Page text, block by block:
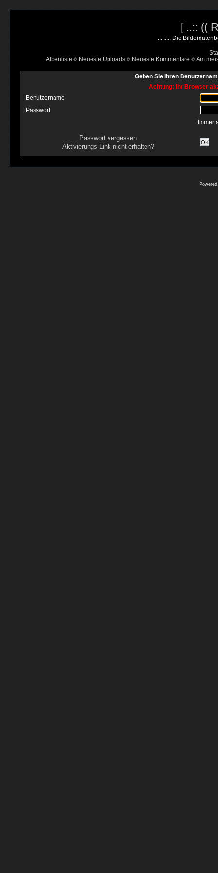
[ ..:: ((
..::::::: Die
Albenliste
Neueste Uploads Neueste Kommentare Am
Geben Sie Ihren
Achtung: Ihr Browser
Benutzername
Passwort
Immer
Passwort vergessen
Aktivierungs-Link nicht erhalten?
OK